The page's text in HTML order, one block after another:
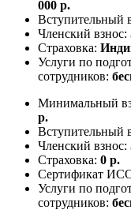
000 р.
Вступительный
Членский взнос:
Страховка:
Услуги по
сотрудников:
Минимальный
р.
Вступительный
Членский взнос:
Страховка: 0 р.
Сертификат
Услуги по
сотрудников: